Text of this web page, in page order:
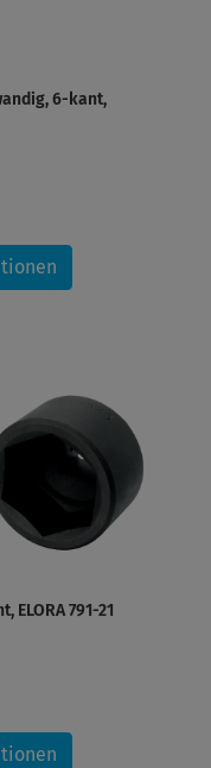
6-kant,
791-21